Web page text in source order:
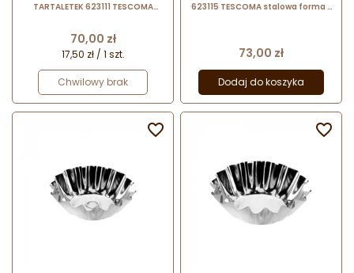
TARTALETEK 623111 TESCOMA
wyjmowanym dnem
Cena
70,00 zł
17,50 zł / 1 szt.
Chwilowy brak
623115 TESCOMA stalowa forma z
Cena
73,00 zł
Dodaj do koszyka
 